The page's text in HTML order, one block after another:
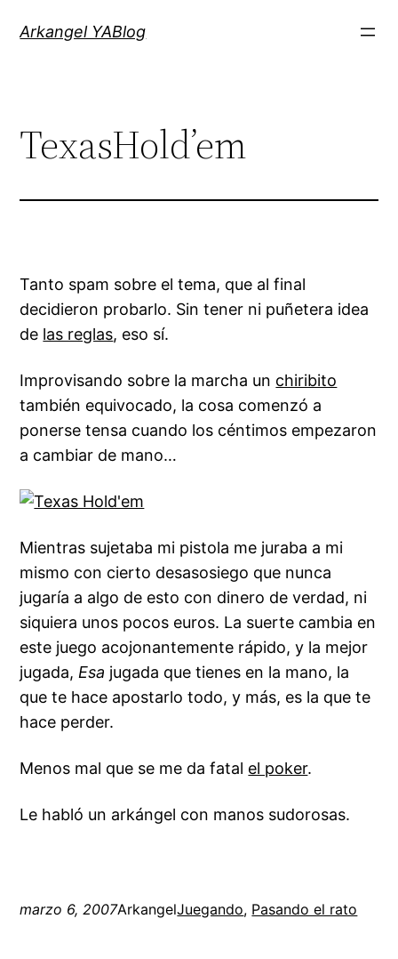
Arkangel YABlog
TexasHold’em
Tanto spam sobre el tema, que al final
decidieron probarlo. Sin tener ni puñetera idea
de las reglas, eso sí.
Improvisando sobre la marcha un chiribito
también equivocado, la cosa comenzó a
ponerse tensa cuando los céntimos empezaron
a cambiar de mano…
Mientras sujetaba mi pistola me juraba a mi
mismo con cierto desasosiego que nunca
jugaría a algo de esto con dinero de verdad, ni
siquiera unos pocos euros. La suerte cambia en
este juego acojonantemente rápido, y la mejor
jugada,Esa jugada que tienes en la mano, la
que te hace apostarlo todo, y más, es la que te
hace perder.
Menos mal que se me da fatal el poker.
Le habló un arkángel con manos sudorosas.
marzo 6, 2007ArkangelJuegando, Pasando el rato